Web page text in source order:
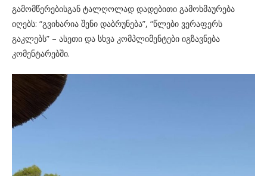
გამომწერებისგან ტალღოლად დადებითი გამოხმაურება
იღებს: “გვიხარია შენი დაბრუნება”, “წლები ვერაფერს
გაკლებს” – ასეთი და სხვა კომპლიმენტები იგზავნება
კომენტარებში.